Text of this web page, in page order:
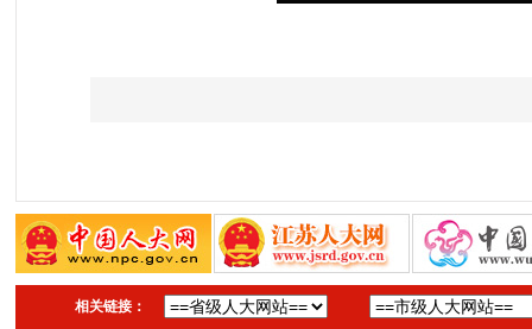
相关链接：